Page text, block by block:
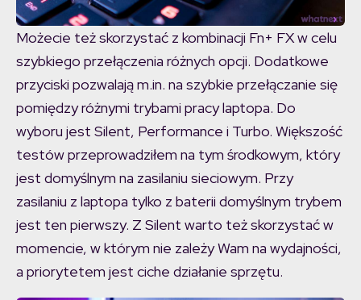
Możecie też skorzystać z kombinacji Fn+ FX w celu
szybkiego przełączenia różnych opcji. Dodatkowe
przyciski pozwalają m.in. na szybkie przełączanie się
pomiędzy różnymi trybami pracy laptopa. Do
wyboru jest Silent, Performance i Turbo. Większość
testów przeprowadziłem na tym środkowym, który
jest domyślnym na zasilaniu sieciowym. Przy
zasilaniu z laptopa tylko z baterii domyślnym trybem
jest ten pierwszy. Z Silent warto też skorzystać w
momencie, w którym nie zależy Wam na wydajności,
a priorytetem jest ciche działanie sprzętu.